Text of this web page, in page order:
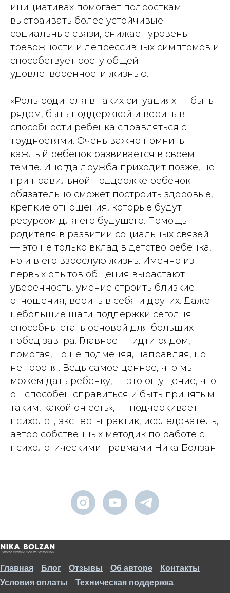
инициативах помогает подросткам
выстраивать более устойчивые
социальные связи, снижает уровень
тревожности и депрессивных симптомов и
способствует росту общей
удовлетворенности жизнью.
«Роль родителя в таких ситуациях — быть
рядом, быть поддержкой и верить в
способности ребенка справляться с
трудностями. Очень важно помнить:
каждый ребенок развивается в своем
темпе. Иногда дружба приходит позже, но
при правильной поддержке ребенок
обязательно сможет построить здоровые,
крепкие отношения, которые будут
ресурсом для его будущего. Помощь
родителя в развитии социальных связей
— это не только вклад в детство ребенка,
но и в его взрослую жизнь. Именно из
первых опытов общения вырастают
уверенность, умение строить близкие
отношения, верить в себя и других. Даже
небольшие шаги поддержки сегодня
способны стать основой для больших
побед завтра. Главное — идти рядом,
помогая, но не подменяя, направляя, но
не торопя. Ведь самое ценное, что мы
можем дать ребенку, — это ощущение, что
он способен справиться и быть принятым
таким, какой он есть», — подчеркивает
психолог, эксперт-практик, исследователь,
автор собственных методик по работе с
психологическими травмами Ника Болзан.
Главная Блог Отзывы Об авторе
Контакты
Условия оплаты
Техническая поддержка